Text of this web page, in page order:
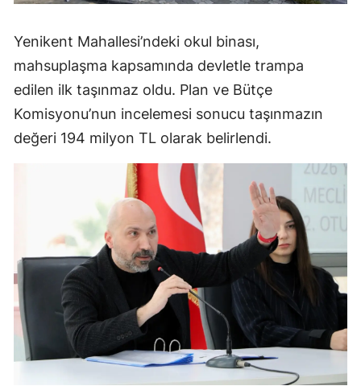
Yenikent Mahallesi’ndeki okul binası,
mahsuplaşma kapsamında devletle trampa
edilen ilk taşınmaz oldu. Plan ve Bütçe
Komisyonu’nun incelemesi sonucu taşınmazın
değeri 194 milyon TL olarak belirlendi.